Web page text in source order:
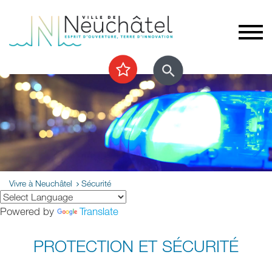
Vivre à Neuchâtel Sécurité
Powered by Translate
PROTECTION ET SÉCURITÉ